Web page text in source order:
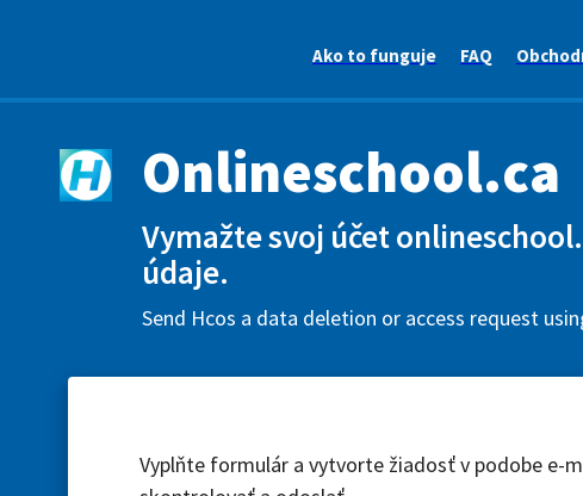
Ako to funguje FAQ
Onlineschool.ca
Vymažte svoj účet
údaje.
Send Hcos a data deletion or access request
Vyplňte formulár a vytvorte žiadosť v podobe e-